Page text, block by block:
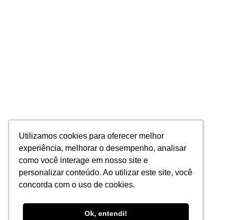
Utilizamos cookies para oferecer melhor
experiência, melhorar o desempenho, analisar
como você interage em nosso site e
personalizar conteúdo. Ao utilizar este site, você
concorda com o uso de cookies.
Ok, entendi!
Utilizamos cookies para oferecer melhor
experiência, melhorar o desempenho, analisar
como você interage em nosso site e
personalizar conteúdo. Ao utilizar este site, você
concorda com o uso de cookies.
Ok, entendi!